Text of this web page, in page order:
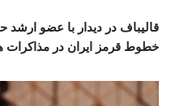
قالیباف در دیدار با عضو ارشد
خطوط قرمز ایران در مذاکرات